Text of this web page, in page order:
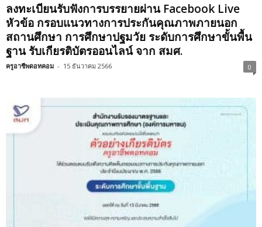
ลงทะเบียนรับฟังการบรรยายผ่าน Facebook Live
หัวข้อ กรอบแนวทางการประกันคุณภาพภายนอก
สถานศึกษา การศึกษาปฐมวัย ระดับการศึกษาขั้นพื้น
ฐาน รับเกียรติบัตรออนไลน์ จาก สมศ.
ครูอาชีพดอทคอม - 15 ธันวาคม 2566 0